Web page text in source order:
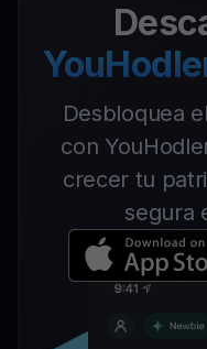
Desbloquea
con
crecer tu
segura